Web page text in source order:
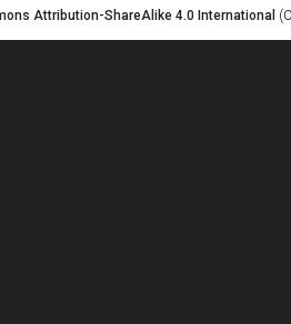
Attribution-ShareAlike 4.0 International